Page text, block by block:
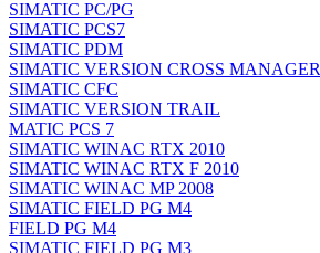
SIMATIC PC/PG
SIMATIC PCS7
SIMATIC PDM
SIMATIC VERSION CROSS MANAGER
SIMATIC CFC
SIMATIC VERSION TRAIL
MATIC PCS 7
SIMATIC WINAC RTX 2010
SIMATIC WINAC RTX F 2010
SIMATIC WINAC MP 2008
SIMATIC FIELD PG M4
FIELD PG M4
SIMATIC FIELD PG M3